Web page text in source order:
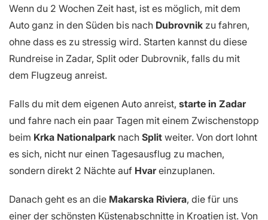
Wenn du 2 Wochen Zeit hast, ist es möglich, mit dem
Auto ganz in den Süden bis nach Dubrovnik zu fahren,
ohne dass es zu stressig wird. Starten kannst du diese
Rundreise in Zadar, Split oder Dubrovnik, falls du mit
dem Flugzeug anreist.
Falls du mit dem eigenen Auto anreist, starte in Zadar
und fahre nach ein paar Tagen mit einem Zwischenstopp
beim Krka Nationalpark nach Split weiter. Von dort lohnt
es sich, nicht nur einen Tagesausflug zu machen,
sondern direkt 2 Nächte auf Hvareinzuplanen.
Danach geht es an die Makarska Riviera, die für uns
einer der schönsten Küstenabschnitte in Kroatien ist. Von